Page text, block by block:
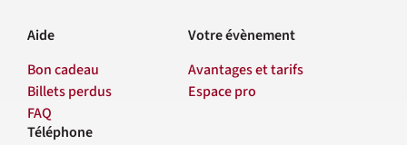
Aide
Bon cadeau
Billets perdus
FAQ
Votre évènement
Avantages et tarifs
Espace pro
Contact
Téléphone